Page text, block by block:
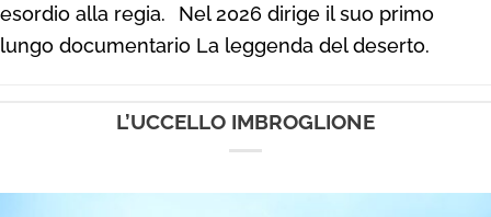
esordio alla regia.
Nel 2026 dirige il suo primo
lungo documentario La leggenda del deserto.
L’UCCELLO IMBROGLIONE